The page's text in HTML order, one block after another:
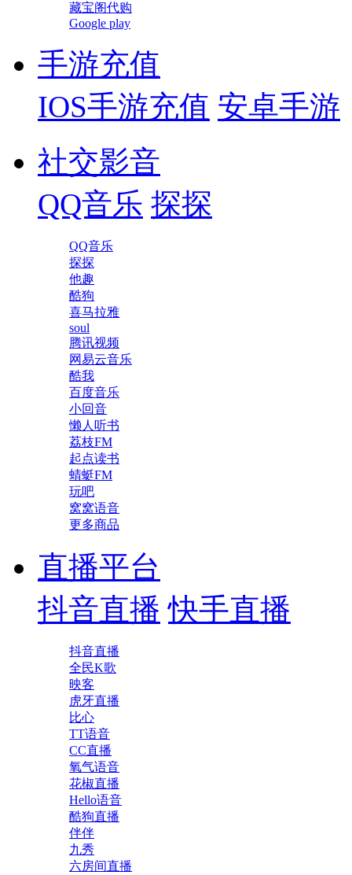
藏宝阁代购
Google play
手游充值
IOS手游充值 安卓手游
社交影音
QQ音乐 探探
QQ音乐
探探
他趣
酷狗
喜马拉雅
soul
腾讯视频
网易云音乐
酷我
百度音乐
小回音
懒人听书
荔枝FM
起点读书
蜻蜓FM
玩吧
窝窝语音
更多商品
直播平台
抖音直播 快手直播
抖音直播
全民K歌
映客
虎牙直播
比心
TT语音
CC直播
氧气语音
花椒直播
Hello语音
酷狗直播
伴伴
九秀
六房间直播